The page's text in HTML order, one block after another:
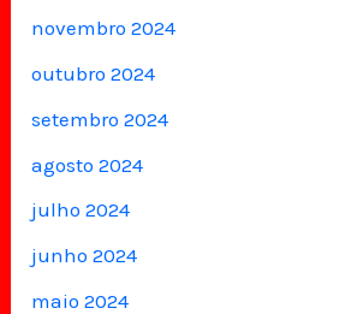
novembro 2024
outubro 2024
setembro 2024
agosto 2024
julho 2024
junho 2024
maio 2024